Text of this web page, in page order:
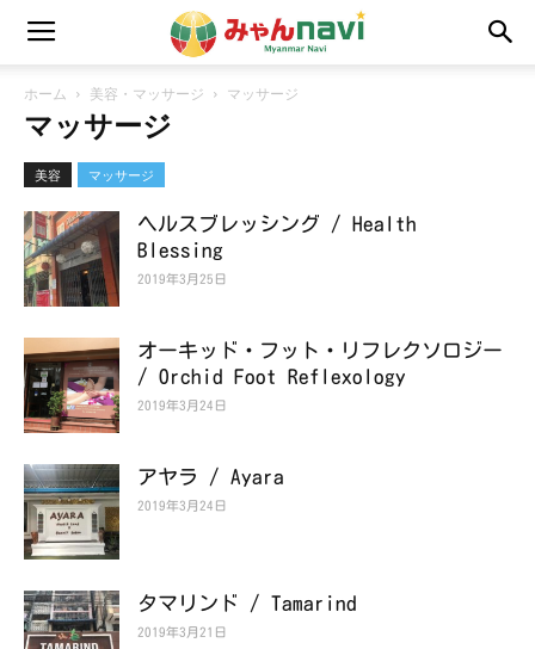
ホーム 美容・マッサージ マッサージ
マッサージ
美容 マッサージ
ヘルスブレッシング / Health
Blessing
2019年3月25日
オーキッド・フット・リフレクソロジー
/ Orchid Foot Reflexology
2019年3月24日
アヤラ / Ayara
2019年3月24日
タマリンド / Tamarind
2019年3月21日